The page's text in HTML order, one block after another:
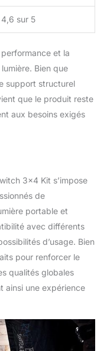
4,6 sur 5
et la
Bien que
support structurel
que le produit reste
aux besoins exigés
3×4 Kit s’impose
de
portable et
avec différents
d’usage. Bien
pour renforcer le
qualités globales
ainsi une expérience